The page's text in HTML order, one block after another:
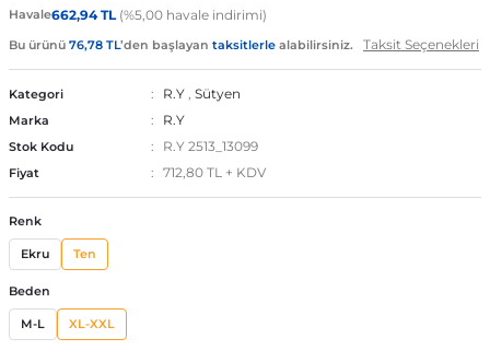
Havale662,94 TL(%5,00 havale indirimi)
Bu ürünü 76,78 TL’den başlayan taksitlerle alabilirsiniz. Taksit Seçenekleri
Kategori R.Y , Sütyen
Marka R.Y
Stok Kodu R.Y 2513_13099
Fiyat 712,80 TL + KDV
Renk
Ekru Ten
Beden
M-L XL-XXL